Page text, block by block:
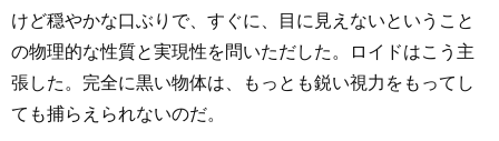
けど穏やかな口ぶりで、すぐに、目に見えないということ
の物理的な性質と実現性を問いただした。ロイドはこう主
張した。完全に黒い物体は、もっとも鋭い視力をもってし
ても捕らえられないのだ。